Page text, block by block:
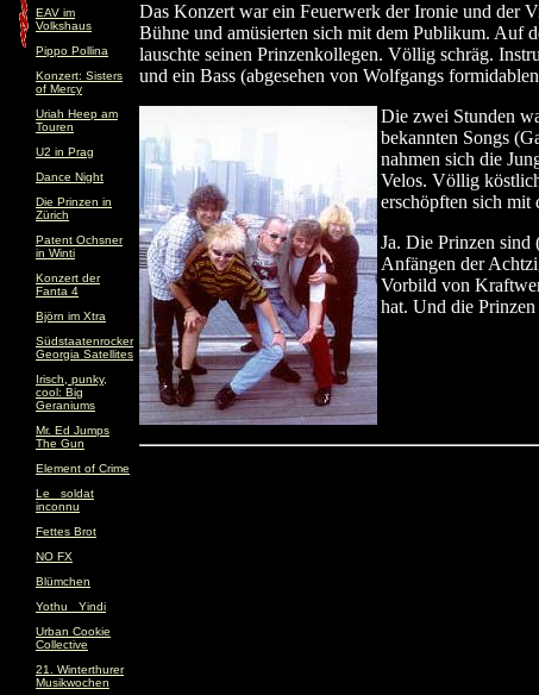
EAV im
Volkshaus
Pippo Pollina
Konzert: Sisters
of Mercy
Uriah Heep am
Touren
U2 in Prag
Dance Night
Die Prinzen in
Zürich
Patent Ochsner
in Winti
Konzert der
Fanta 4
Björn im Xtra
Südstaatenrocker
Georgia Satellites
Irisch, punky,
cool: Big
Geraniums
Mr. Ed Jumps
The Gun
Element of Crime
Le _soldat
inconnu
Fettes Brot
NO FX
Blümchen
Yothu _Yindi
Urban Cookie
Collective
21. Winterthurer
Musikwochen
Das Konzert war ein Feuerwerk der Ironie und der
Bühne und amüsierten sich mit dem Publikum. Auf
lauschte seinen Prinzenkollegen. Völlig schräg.
und ein Bass (abgesehen von Wolfgangs
Die zwei Stunden
bekannten Songs
nahmen sich die
Velos. Völlig
erschöpften sich mit
Ja. Die Prinzen sind
Anfängen der
Vorbild von
hat. Und die